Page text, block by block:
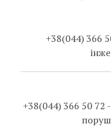
+38(044) 366
+38(044) 366 50